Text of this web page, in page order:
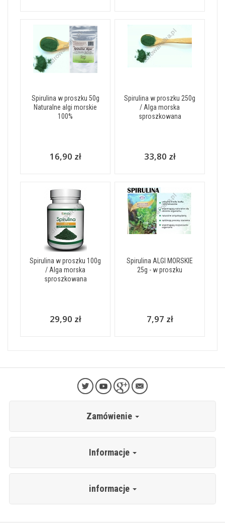
Spirulina w proszku 50g
Naturalne algi morskie
100%
16,90 zł
Spirulina w proszku 250g
/ Alga morska
sproszkowana
33,80 zł
Spirulina w proszku 100g
/ Alga morska
sproszkowana
29,90 zł
Spirulina ALGI MORSKIE
25g - w proszku
7,97 zł
Zamówienie
Informacje
informacje